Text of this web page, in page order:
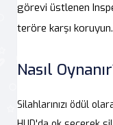
görevi üstlenen
teröre karşı koruyun.
Nasıl
Silahlarınızı ödül